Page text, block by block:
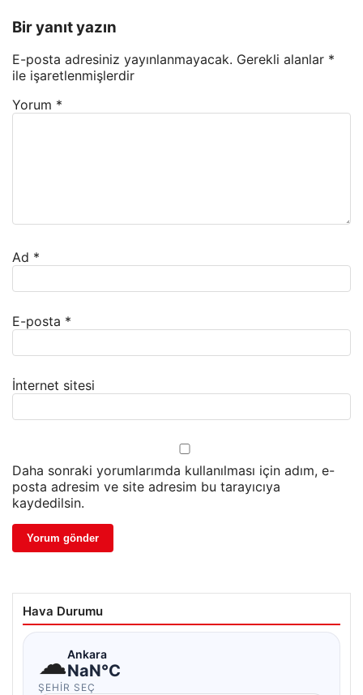
Bir yanıt yazın
E-posta adresiniz yayınlanmayacak. Gerekli alanlar *
ile işaretlenmişlerdir
Yorum *
Ad *
E-posta *
İnternet sitesi
Daha sonraki yorumlarımda kullanılması için adım, e-
posta adresim ve site adresim bu tarayıcıya
kaydedilsin.
Hava Durumu
☁Ankara
NaN°C
ŞEHIR SEÇ